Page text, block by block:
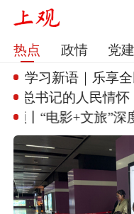
热点 政情 党建
学习新语｜乐享
总书记的人民情怀｜
丨“电影+文旅”深度